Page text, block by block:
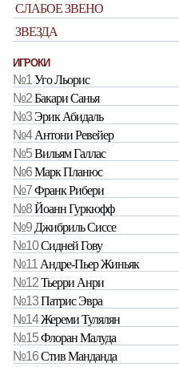
СЛАБОЕ ЗВЕНО
ЗВЕЗДА
ИГРОКИ
№1Уго Льорис
№2Бакари Санья
№3Эрик Абидаль
№4 Антони Ревейер
№5Вильям Галлас
№6Марк Планюс
№7Франк Рибери
№8Йоанн Гуркюфф
№9 Джибриль Сиссе
№10Сидней Гову
№11 Андре-Пьер Жиньяк
№12Тьерри Анри
№13Патрис Эвра
№14Жереми Тулялян
№15Флоран Малуда
№16Стив Манданда